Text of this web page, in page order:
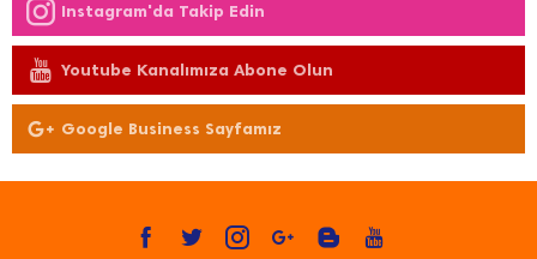
Instagram'da Takip Edin
Youtube Kanalımıza Abone Olun
Google Business Sayfamız